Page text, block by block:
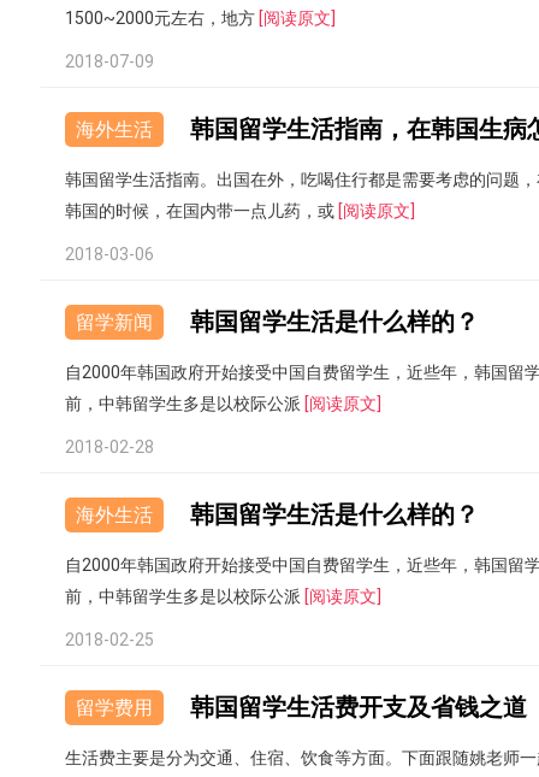
1500~2000元左右，地方 [阅读原文]
2018-07-09
海外生活 韩国留学生活指南，在韩国生病
韩国留学生活指南。出国在外，吃喝住行都是需要考虑的问题
韩国的时候，在国内带一点儿药，或 [阅读原文]
2018-03-06
留学新闻 韩国留学生活是什么样的？
自2000年韩国政府开始接受中国自费留学生，近些年，韩国留
前，中韩留学生多是以校际公派 [阅读原文]
2018-02-28
海外生活 韩国留学生活是什么样的？
自2000年韩国政府开始接受中国自费留学生，近些年，韩国留
前，中韩留学生多是以校际公派 [阅读原文]
2018-02-25
留学费用 韩国留学生活费开支及省钱之道
生活费主要是分为交通、住宿、饮食等方面。下面跟随姚老师